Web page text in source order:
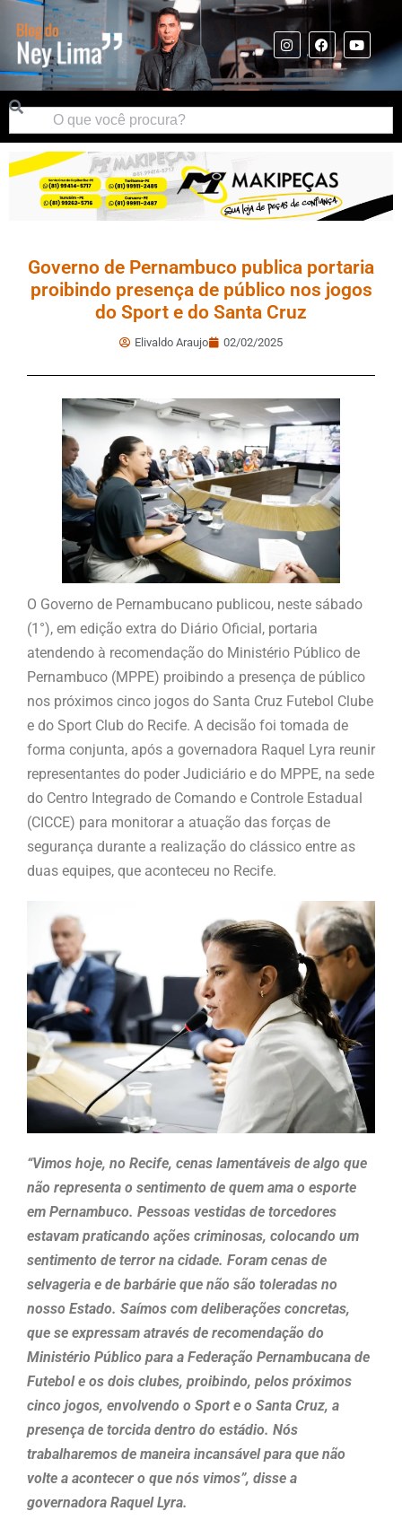
Governo de Pernambuco publica portaria
proibindo presença de público nos jogos
do Sport e do Santa Cruz
Elivaldo Araujo 02/02/2025
O Governo de Pernambucano publicou, neste sábado
(1°), em edição extra do Diário Oficial, portaria
atendendo à recomendação do Ministério Público de
Pernambuco (MPPE) proibindo a presença de público
nos próximos cinco jogos do Santa Cruz Futebol Clube
e do Sport Club do Recife. A decisão foi tomada de
forma conjunta, após a governadora Raquel Lyra reunir
representantes do poder Judiciário e do MPPE, na sede
do Centro Integrado de Comando e Controle Estadual
(CICCE) para monitorar a atuação das forças de
segurança durante a realização do clássico entre as
duas equipes, que aconteceu no Recife.
“Vimos hoje, no Recife, cenas lamentáveis de algo que
não representa o sentimento de quem ama o esporte
em Pernambuco. Pessoas vestidas de torcedores
estavam praticando ações criminosas, colocando um
sentimento de terror na cidade. Foram cenas de
selvageria e de barbárie que não são toleradas no
nosso Estado. Saímos com deliberações concretas,
que se expressam através de recomendação do
Ministério Público para a Federação Pernambucana de
Futebol e os dois clubes, proibindo, pelos próximos
cinco jogos, envolvendo o Sport e o Santa Cruz, a
presença de torcida dentro do estádio. Nós
trabalharemos de maneira incansável para que não
volte a acontecer o que nós vimos”, disse a
governadora Raquel Lyra.